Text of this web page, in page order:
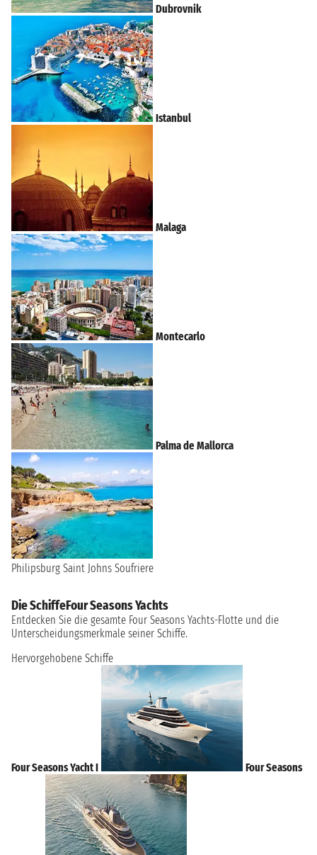
Dubrovnik
Istanbul
Malaga
Montecarlo
Palma de Mallorca
Philipsburg Saint Johns Soufriere
Die SchiffeFour Seasons Yachts
Entdecken Sie die gesamte Four Seasons Yachts-Flotte und die
Unterscheidungsmerkmale seiner Schiffe.
Hervorgehobene Schiffe
Four Seasons Yacht I Four Seasons